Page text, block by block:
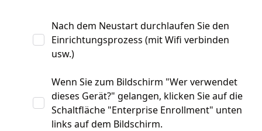
Nach dem Neustart durchlaufen Sie den
Einrichtungsprozess (mit Wifi verbinden
usw.)
Wenn Sie zum Bildschirm "Wer verwendet
dieses Gerät?" gelangen, klicken Sie auf die
Schaltfläche "Enterprise Enrollment" unten
links auf dem Bildschirm.